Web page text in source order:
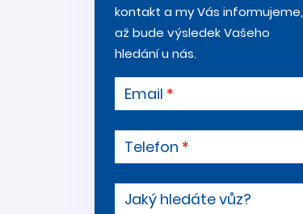
kontakt a my Vás informujeme,
až bude výsledek Vašeho
hledání u nás.
Email
Telefon
Jaký hledáte vůz?